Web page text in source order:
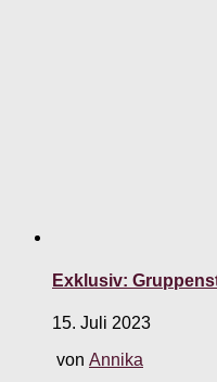
Exklusiv:
15. Juli 2023
von Annika